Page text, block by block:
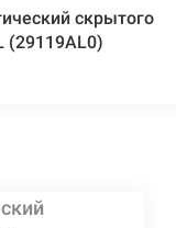
скрытого
(29119AL0)